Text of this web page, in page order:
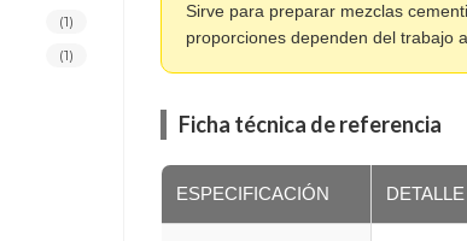
Sirve para preparar mezclas
proporciones dependen del trabajo
Ficha técnica de referencia
ESPECIFICACIÓN DETALLE
(1)
(1)